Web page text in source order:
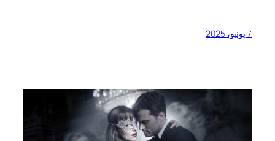
7 يونيو، 2025